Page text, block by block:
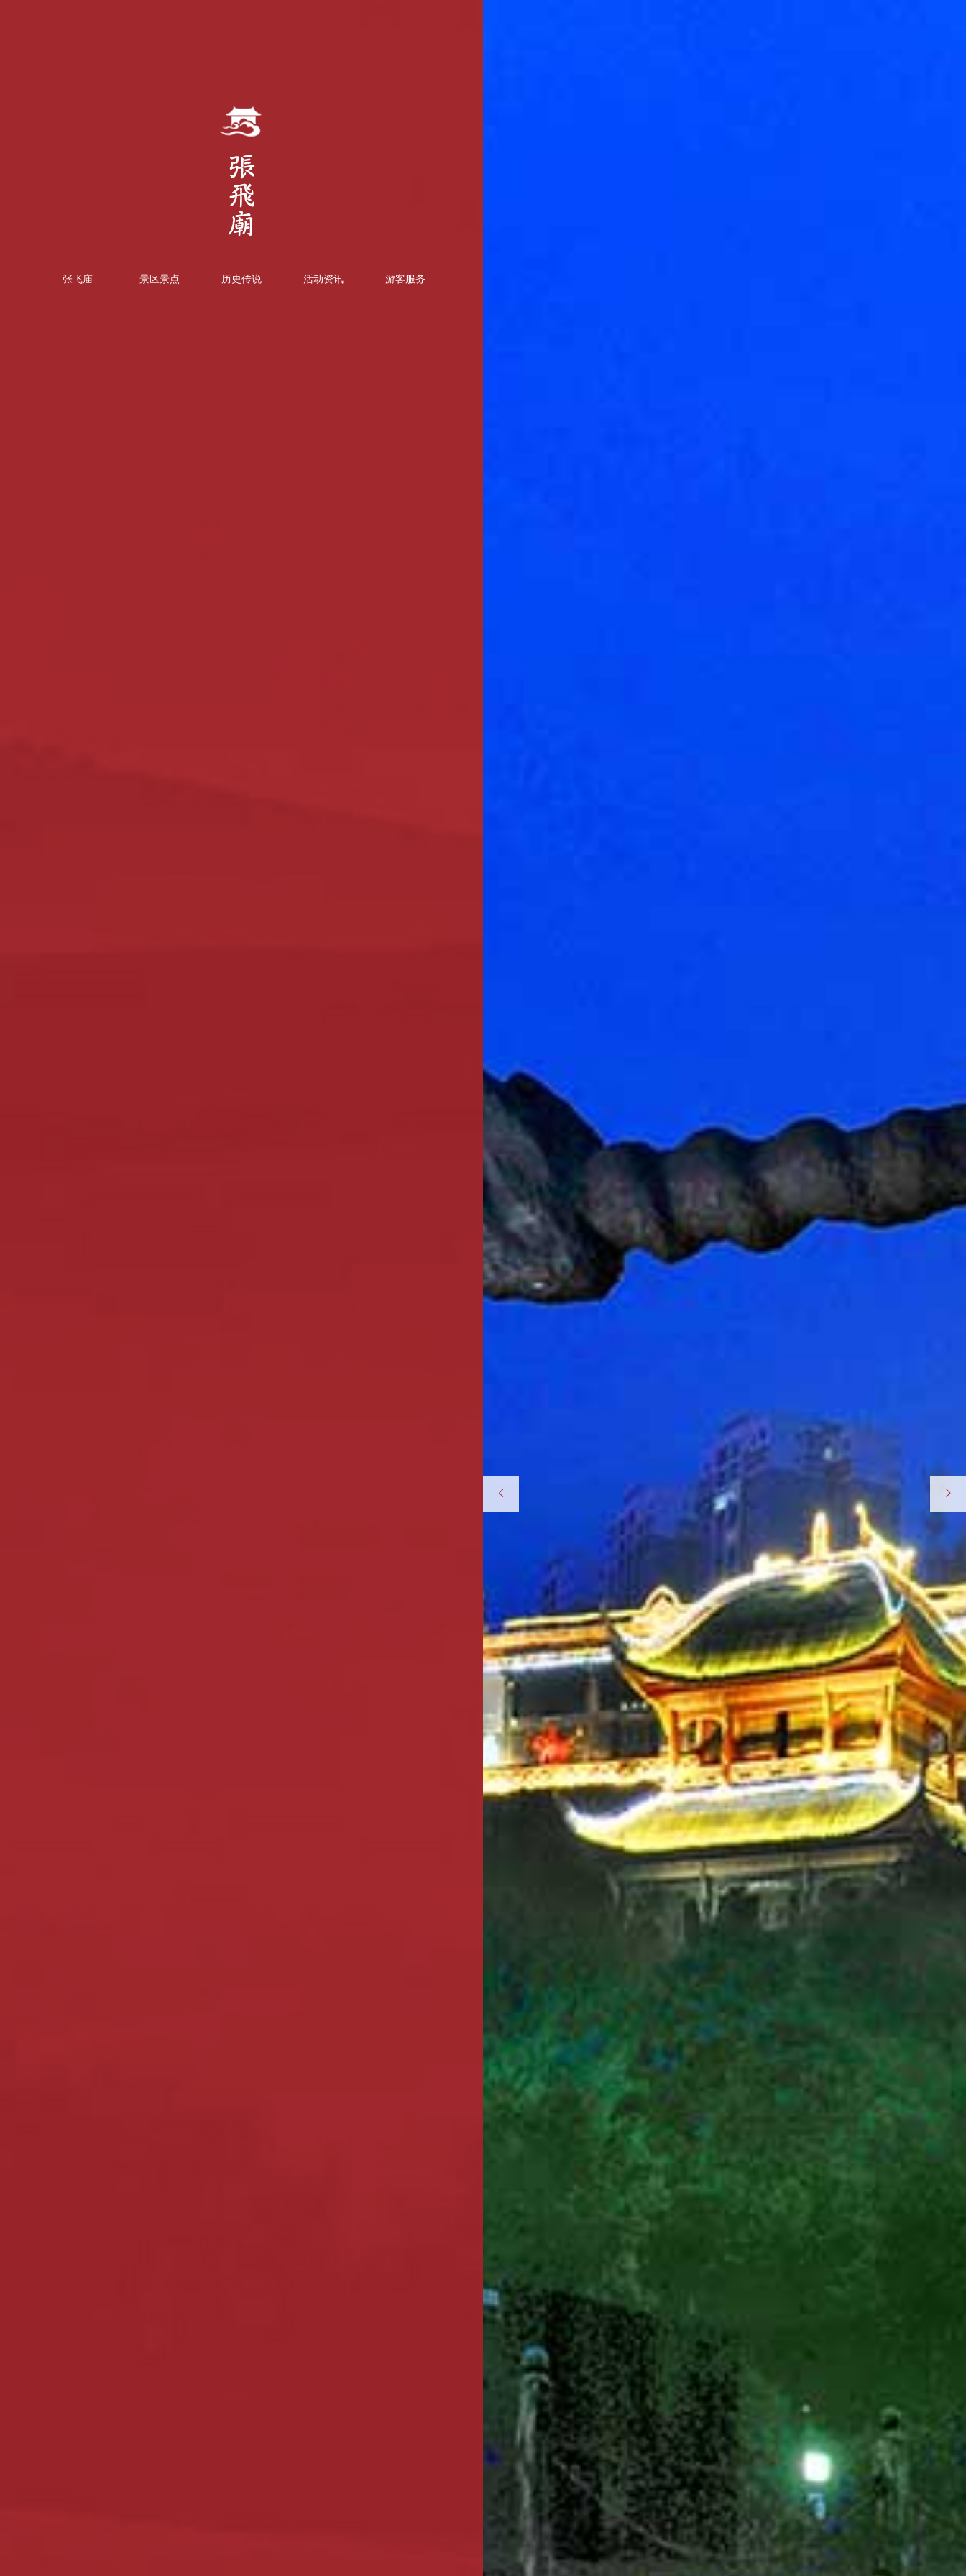
张飞庙 景区景点 历史传说 活动资讯 游客服务